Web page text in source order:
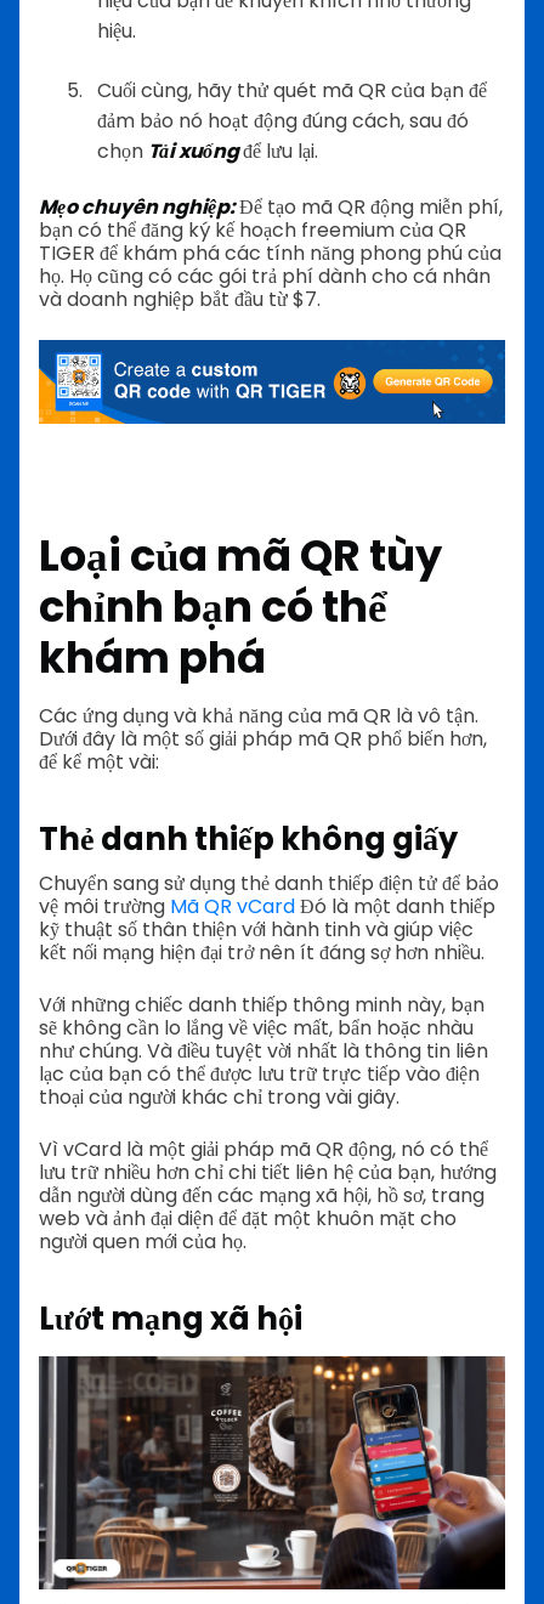
hiệu.
Cuối cùng, hãy thử quét mã QR của bạn để
đảm bảo nó hoạt động đúng cách, sau đó
chọn Tải xuốngđể lưu lại.
Mẹo chuyên nghiệp:Để tạo mã QR động miễn phí,
bạn có thể đăng ký kế hoạch freemium của QR
TIGER để khám phá các tính năng phong phú của
họ. Họ cũng có các gói trả phí dành cho cá nhân
và doanh nghiệp bắt đầu từ $7.
Loại của mã QR tùy
chỉnh bạn có thể
khám phá
Các ứng dụng và khả năng của mã QR là vô tận.
Dưới đây là một số giải pháp mã QR phổ biến hơn,
để kể một vài:
Thẻ danh thiếp không giấy
Chuyển sang sử dụng thẻ danh thiếp điện tử để bảo
vệ môi trường Mã QR vCardĐó là một danh thiếp
kỹ thuật số thân thiện với hành tinh và giúp việc
kết nối mạng hiện đại trở nên ít đáng sợ hơn nhiều.
Với những chiếc danh thiếp thông minh này, bạn
sẽ không cần lo lắng về việc mất, bẩn hoặc nhàu
như chúng. Và điều tuyệt vời nhất là thông tin liên
lạc của bạn có thể được lưu trữ trực tiếp vào điện
thoại của người khác chỉ trong vài giây.
Vì vCard là một giải pháp mã QR động, nó có thể
lưu trữ nhiều hơn chỉ chi tiết liên hệ của bạn, hướng
dẫn người dùng đến các mạng xã hội, hồ sơ, trang
web và ảnh đại diện để đặt một khuôn mặt cho
người quen mới của họ.
Lướt mạng xã hội